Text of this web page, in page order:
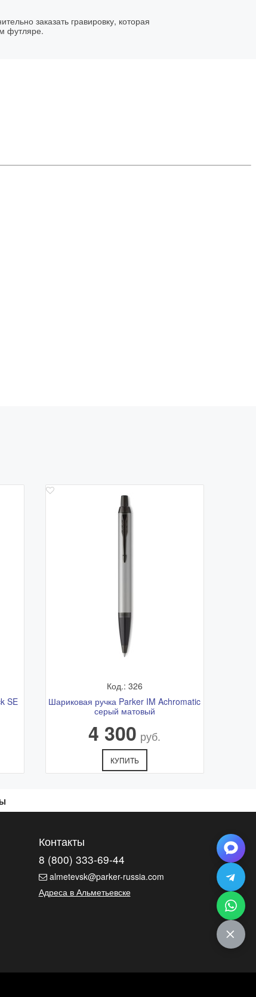
заказать гравировку, которая
футляре.
SE
Код.: 326
Шариковая ручка Parker IM Achromatic
серый матовый
4 300 руб.
КУПИТЬ
Контакты
8 (800) 333-69-44
almetevsk@parker-russia.com
Адреса в Альметьевске